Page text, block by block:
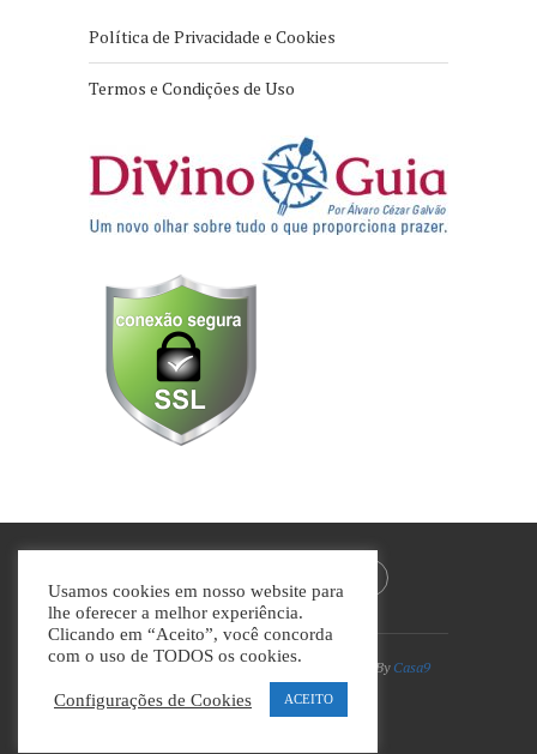
Política de Privacidade e Cookies
Termos e Condições de Uso
Divino Guia © Todos os direitos reservados | By Casa9
Marketing Digital e Design
Usamos cookies em nosso website para
lhe oferecer a melhor experiência.
Clicando em “Aceito”, você concorda
com o uso de TODOS os cookies.
Configurações de Cookies ACEITO